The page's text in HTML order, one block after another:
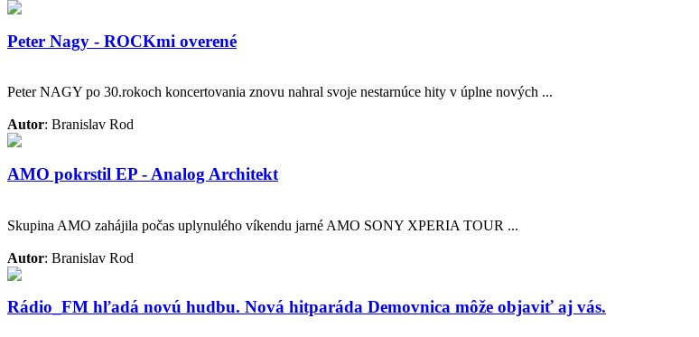
Peter Nagy - ROCKmi overené
Peter NAGY po 30.rokoch koncertovania znovu nahral svoje nestarnúce hity v úplne nových ...
Autor: Branislav Rod
AMO pokrstil EP - Analog Architekt
Skupina AMO zahájila počas uplynulého víkendu jarné AMO SONY XPERIA TOUR ...
Autor: Branislav Rod
Rádio_FM hľadá novú hudbu. Nová hitparáda Demovnica môže objaviť aj vás.